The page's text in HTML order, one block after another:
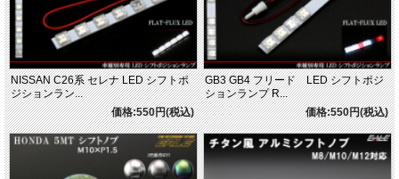
NISSAN C26系 セレナ LED シフトポ
ジションラン...
価格:550円(税込)
GB3 GB4 フリード LED シフトポジ
ションランプ R...
価格:550円(税込)